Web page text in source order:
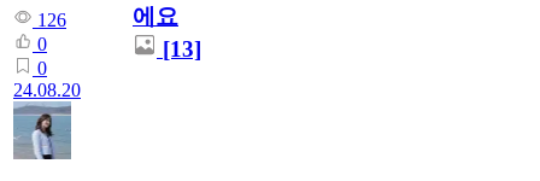
126
0
0
24.08.20
에요
[13]